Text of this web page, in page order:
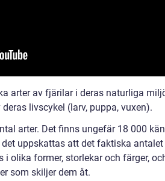
arter av fjärilar i deras naturliga
livscykel (larv, puppa, vuxen).
arter. Det finns ungefär 18 000
uppskattas att det faktiska
olika former, storlekar och färger,
som skiljer dem åt.